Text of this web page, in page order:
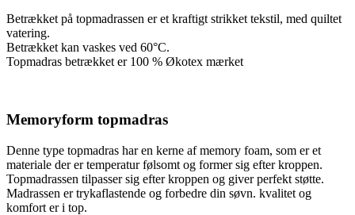
Betrækket på topmadrassen er et kraftigt strikket tekstil, med quiltet
vatering.
Betrækket kan vaskes ved 60°C.
Topmadras betrækket er 100 % Økotex mærket
Memoryform topmadras
Denne type topmadras har en kerne af memory foam, som er et
materiale der er temperatur følsomt og former sig efter kroppen.
Topmadrassen tilpasser sig efter kroppen og giver perfekt støtte.
Madrassen er trykaflastende og forbedre din søvn. kvalitet og
komfort er i top.